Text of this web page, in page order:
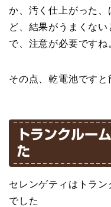
か、汚く仕上がった
ど、結果がうまくな
で、注意が必要ですね
その点、乾電池ですと
トランクルー
た
セレンゲティはトラ
でした